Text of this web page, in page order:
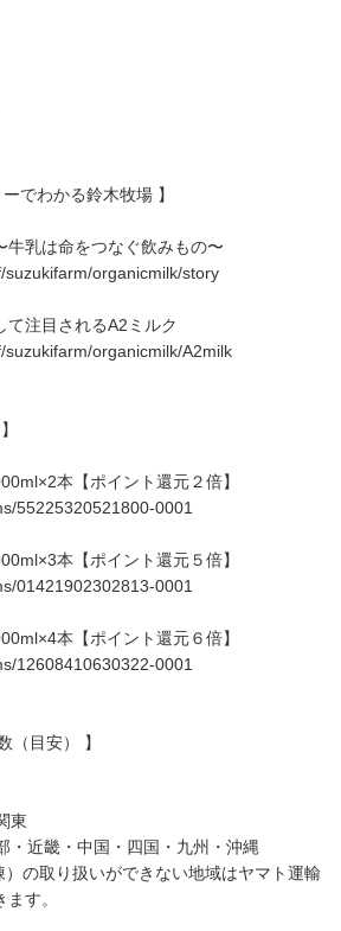
でわかる鈴木牧場 】
乳は命をつなぐ飲みもの〜
organicmilk/story
て注目されるA2ミルク
organicmilk/A2milk
本【ポイント還元２倍】
55225320521800-0001
本【ポイント還元５倍】
01421902302813-0001
本【ポイント還元６倍】
12608410630322-0001
（目安） 】
東
近畿・中国・四国・九州・沖縄
の取り扱いができない地域はヤマト運輸
す。